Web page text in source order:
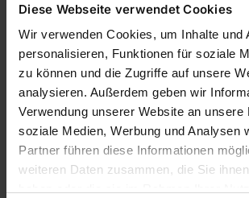
Diese Webseite verwendet Cookies
Wir verwenden Cookies, um Inhalte und
personalisieren, Funktionen für soziale
zu können und die Zugriffe auf unsere
analysieren. Außerdem geben wir
Verwendung unserer Website an unsere
soziale Medien, Werbung und Analysen
Partner führen diese Informationen
weiteren Daten zusammen, die Sie
Rollenhalter
Tuchhalterset Rollenhalter Parat Royal
Alles super, vielen Dank.
Jakość produktu
5
Stosunek
1
Łatwy w obsłudze/obsłudze